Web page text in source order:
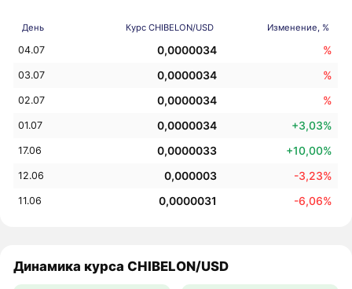
День Курс CHIBELON/USD Изменение, %
04.07 0,0000034 %
03.07 0,0000034 %
02.07 0,0000034 %
01.07 0,0000034 +3,03%
17.06 0,0000033 +10,00%
12.06 0,000003 -3,23%
11.06 0,0000031 -6,06%
Динамика курса CHIBELON/USD